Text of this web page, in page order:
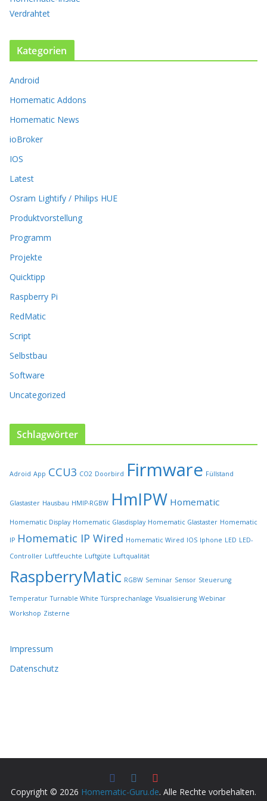
u
.
e
p
t
o
n
n
k
n
e
n
u
f
e
r
r
d
u
e
t
e
w
h
l
t
w
e
d
n
Verdrahtet
Kategorien
Android
Homematic Addons
Homematic News
ioBroker
IOS
Latest
Osram Lightify / Philips HUE
Produktvorstellung
Programm
Projekte
Quicktipp
Raspberry Pi
RedMatic
Script
Selbstbau
Software
Uncategorized
Schlagwörter
Adroid App CCU3 CO2 Doorbird Firmware Füllstand
Glastaster Hausbau HMIP-RGBW HmIPW Homematic
Homematic Display Homematic Glasdisplay Homematic Glastaster Homematic
IP Homematic IP Wired Homematic Wired IOS Iphone LED LED-
Controller Luftfeuchte Luftgüte Luftqualität
RaspberryMatic RGBW Seminar Sensor Steuerung
Temperatur Turnable White Türsprechanlage Visualisierung Webinar
Workshop Zisterne
Impressum
Datenschutz
Copyright © 2026 Homematic-Guru.de. Alle Rechte vorbehalten.